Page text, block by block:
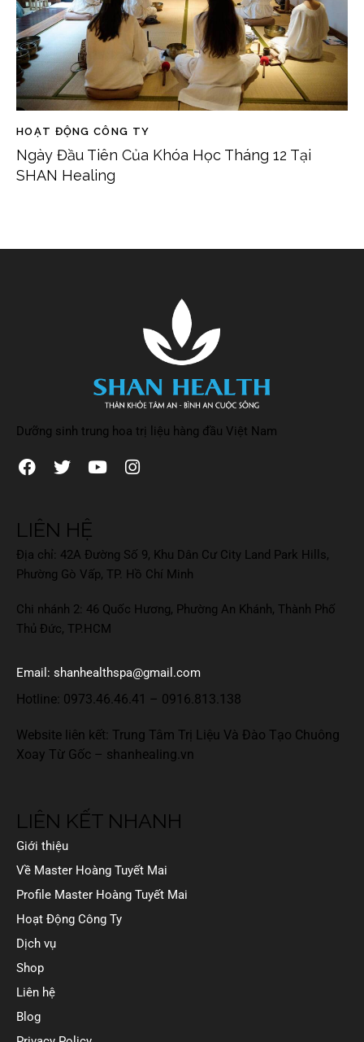
HOẠT ĐỘNG CÔNG TY
Ngày Đầu Tiên Của Khóa Học Tháng 12 Tại
SHAN Healing
Dưỡng sinh trung hoa trị liệu hàng đầu Việt Nam
LIÊN HỆ
Địa chỉ: 42A Đường Số 9, Khu Dân Cư City Land Park Hills,
Phường Gò Vấp, TP. Hồ Chí Minh
Chi nhánh 2: 46 Quốc Hương, Phường An Khánh, Thành Phố
Thủ Đức, TP.HCM
Email: shanhealthspa@gmail.com
Hotline: 0973.46.46.41 – 0916.813.138
Website liên kết: Trung Tâm Trị Liệu Và Đào Tạo Chuông
Xoay Từ Gốc – shanhealing.vn
LIÊN KẾT NHANH
Giới thiệu
Về Master Hoàng Tuyết Mai
Profile Master Hoàng Tuyết Mai
Hoạt Động Công Ty
Dịch vụ
Shop
Liên hệ
Blog